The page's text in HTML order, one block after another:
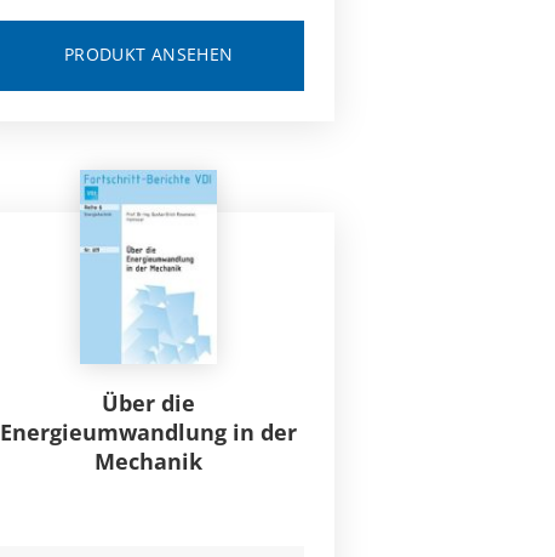
PRODUKT ANSEHEN
Über die
Energieumwandlung in der
Mechanik